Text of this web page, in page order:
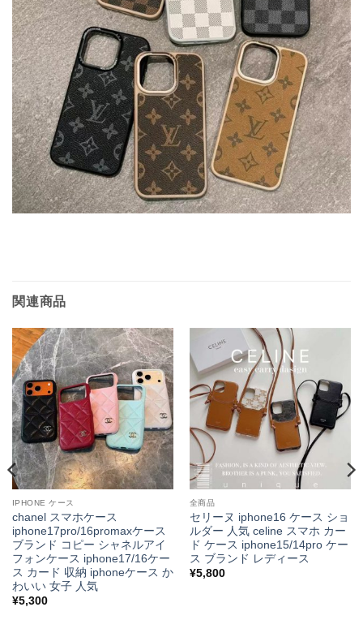
関連商品
IPHONE ケース
chanel スマホケース
iphone17pro/16promaxケース
ブランド コピー シャネルアイ
フォンケース iphone17/16ケー
ス カード 収納 iphoneケース か
わいい 女子 人気
¥5,300
全商品
セリーヌ iphone16 ケース ショ
ルダー 人気 celine スマホ カー
ド ケース iphone15/14pro ケー
ス ブランド レディース
¥5,800